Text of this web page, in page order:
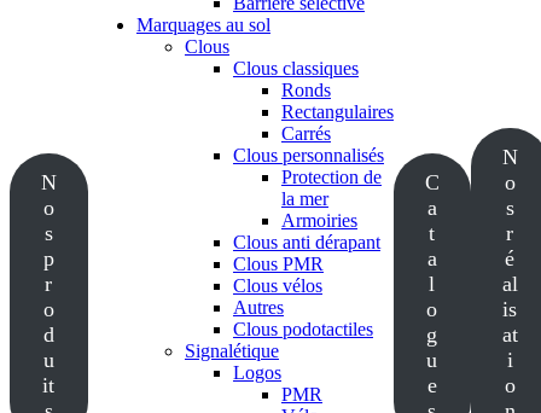
N
o
s
p
r
o
d
u
it
Marquages au sol
Clous
Clous classiques
Ronds
Rectangulaires
Carrés
Clous personnalisés
Protection de
la mer
Armoiries
Clous anti dérapant
Clous PMR
Clous vélos
Autres
Clous podotactiles
Signalétique
Logos
PMR
C
a
t
a
l
o
g
u
e
N
o
s
r
é
al
is
at
i
o